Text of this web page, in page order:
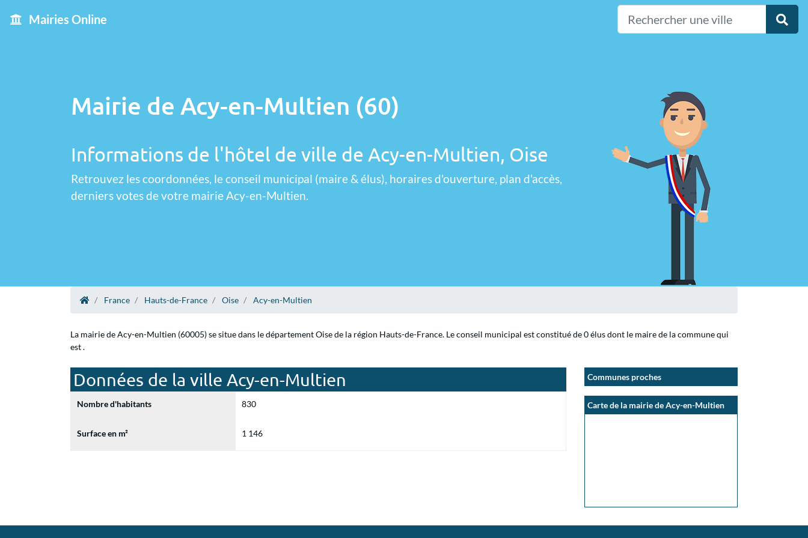
Mairies Online
Mairie de Acy-en-Multien (60)
Informations de l'hôtel de ville de Acy-en-Multien, Oise
Retrouvez les coordonnées, le conseil municipal (maire & élus), horaires d'ouverture, plan d'accès,
derniers votes de votre mairie Acy-en-Multien.
France Hauts-de-France Oise Acy-en-Multien
La mairie de Acy-en-Multien (60005) se situe dans le département Oise de la région Hauts-de-France. Le conseil municipal est constitué de 0 élus dont le maire de la commune qui
est .
Données de la ville Acy-en-Multien
Nombre d'habitants 830
Surface en m² 1 146
Communes proches
Carte de la mairie de Acy-en-Multien